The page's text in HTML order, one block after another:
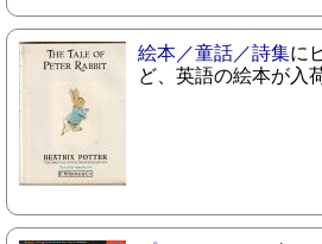
絵本／童話／詩集に
ど、英語の絵本が入